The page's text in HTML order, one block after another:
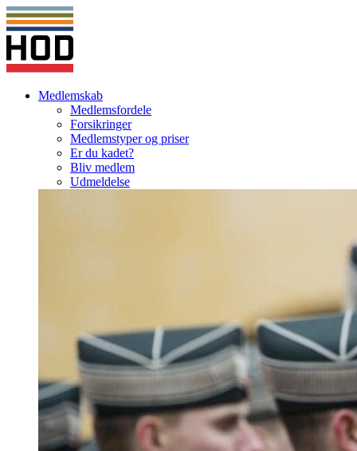
Medlemskab
Medlemsfordele
Forsikringer
Medlemstyper og priser
Er du kadet?
Bliv medlem
Udmeldelse